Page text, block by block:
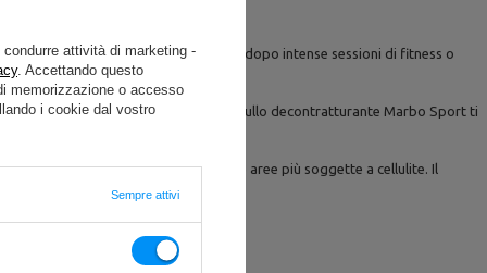
a sciogliere efficacemente i muscoli dopo intense sessioni di fitness o
rulli sono la soluzione ideale. Un rullo decontratturante Marbo Sport ti
la ritenzione idrica e massaggiare le aree più soggette a cellulite. Il
attività di marketing -
. Accettando questo
memorizzazione o accesso
i cookie dal vostro
Sempre attivi